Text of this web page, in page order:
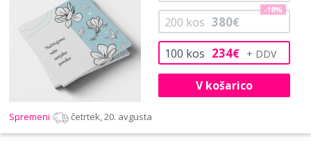
100 kos 234€
200 kos 380€
-18%
V košarico
Spremeni četrtek, 20. avgusta